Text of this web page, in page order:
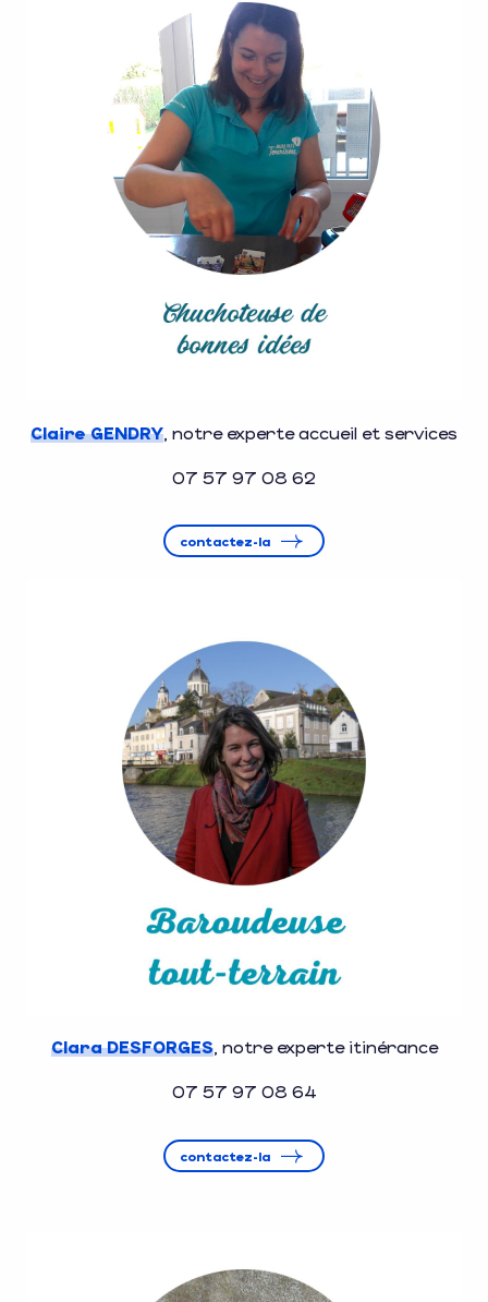
Claire GENDRY , notre experte accueil et services
07 57 97 08 62
contactez-la
Clara DESFORGES, notre experte itinérance
07 57 97 08 64
contactez-la